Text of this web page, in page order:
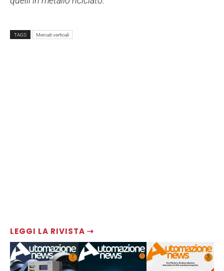
LEGGI LA RIVISTA ⇢
TAGS Mercati verticali